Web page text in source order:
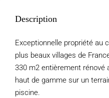
Description
Exceptionnelle propriété au
plus beaux villages de
330 m2 entièrement rénové
haut de gamme sur un
piscine.